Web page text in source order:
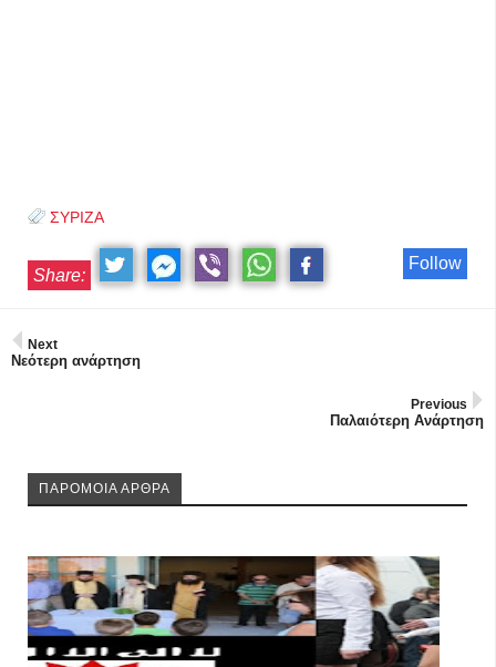
ΣΥΡΙΖΑ
Follow
Share:
Next
Νεότερη ανάρτηση
Previous
Παλαιότερη Ανάρτηση
ΠΑΡΟΜΟΙΑ ΑΡΘΡΑ